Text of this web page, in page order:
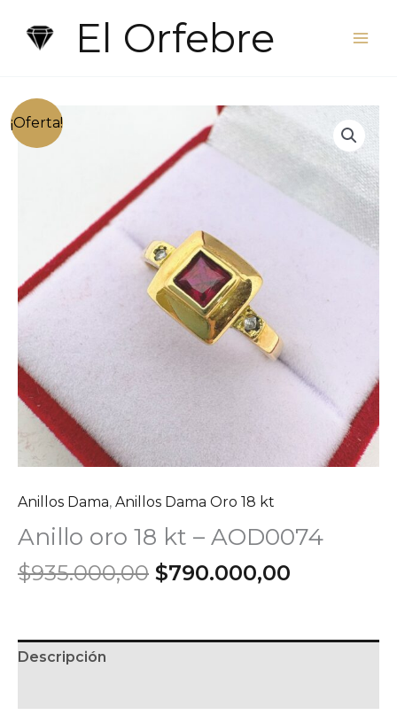
contenido
El Orfebre
¡Oferta!
Anillos Dama, Anillos Dama Oro 18 kt
Anillo oro 18 kt – AOD0074
$935.000,00 El
era:
$790.000,00
es:
Descripción